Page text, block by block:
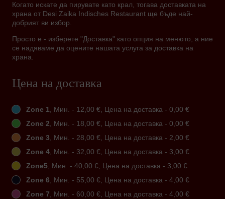
Когато искате да пирувате като крал, тогава доставката на
храна от Desi Zaika Indisches Restaurant ще бъде най-
добрият ви избор.
Просто е - изберете "Доставка" като опция на менюто, а ние
се надяваме да оцените нашата услуга за доставка на
храна.
Цена на доставка
Zone 1, Мин. - 12,00 €, Цена на доставка - 0,00 €
Zone 2, Мин. - 18,00 €, Цена на доставка - 0,00 €
Zone 3, Мин. - 28,00 €, Цена на доставка - 2,00 €
Zone 4, Мин. - 32,00 €, Цена на доставка - 3,00 €
Zone5, Мин. - 40,00 €, Цена на доставка - 3,00 €
Zone 6, Мин. - 55,00 €, Цена на доставка - 4,00 €
Zone 7, Мин. - 60,00 €, Цена на доставка - 4,00 €